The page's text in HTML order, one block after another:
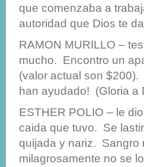
que comenzaba a
autoridad que Dios te
RAMON MURILLO –
mucho. Encontro un
(valor actual son
han ayudado! (Gloria a
ESTHER POLIO – le
caida que tuvo. Se
quijada y nariz. Sangro
milagrosamente no se